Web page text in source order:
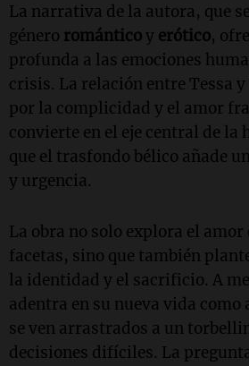
La narrativa de la autora, que
género románticoy erótico,
profunda a las emociones
crisis. La relación entre Tessa
por la complicidad y el amor
convierte en el eje central de
que el trasfondo bélico añade
y urgencia.
La obra no solo explora el
facetas, sino que también
la identidad y el sacrificio. A
adentra en su nueva vida como
se ven arrastrados a un
decisiones difíciles. La